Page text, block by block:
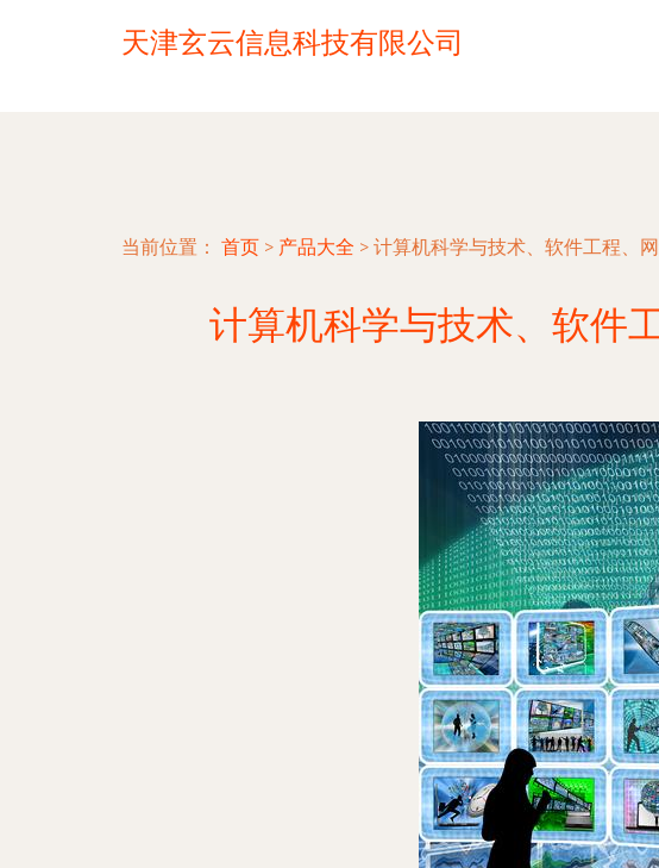
天津玄云信息科技有限公司
当前位置： 首页 > 产品大全 > 计算机科学与技术、软件工程、
计算机科学与技术、软件